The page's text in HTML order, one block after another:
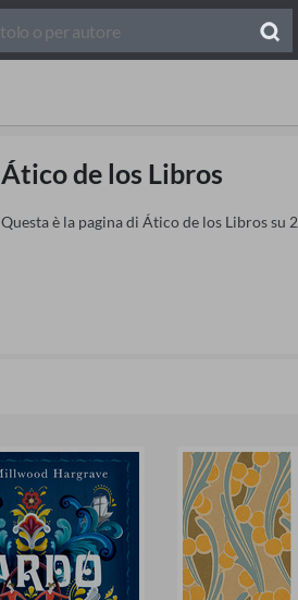
Ático de los Libros
Questa è la pagina di Ático de los Libros